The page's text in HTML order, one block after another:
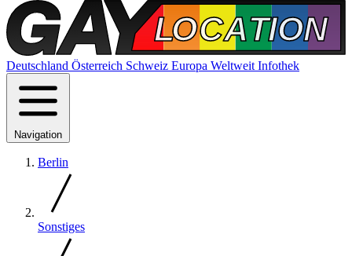
Deutschland Österreich Schweiz Europa Weltweit Infothek
Navigation
Berlin
Sonstiges